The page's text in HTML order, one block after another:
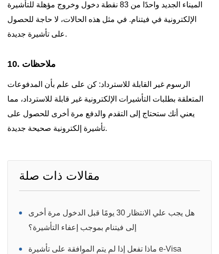
الميناء الجديد واحدًا من 83 نقطة دخول وخروج مؤهلة للتأشيرة
الإلكترونية في فيتنام. في مثل هذه الحالات، لا حاجة للحصول
على تأشيرة جديدة.
10. ملاحظات
الرسوم غير القابلة للاسترداد: كن على علم بأن المدفوعات
المتعلقة بطلبات التأشيرات الإلكترونية غير قابلة للاسترداد، مما
يعني أنك ستحتاج إلى التقدم والدفع مرة أخرى للحصول على
تأشيرة إلكترونية صحيحة جديدة.
مقالات ذات صلة
هل يجب علي الانتظار 30 يومًا قبل الدخول مرة أخرى
إلى فيتنام بموجب إعفاء التأشيرة؟
ماذا تفعل إذا لم يتم الموافقة على تأشيرة e-Visa